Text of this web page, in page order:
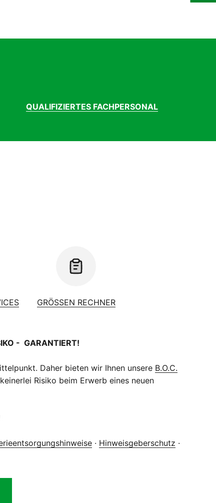
QUALIFIZIERTES FACHPERSONAL
GRÖSSEN RECHNER
- GARANTIERT!
Daher bieten wir Ihnen unsere B.O.C.
Risiko beim Erwerb eines neuen
· Hinweisgeberschutz ·